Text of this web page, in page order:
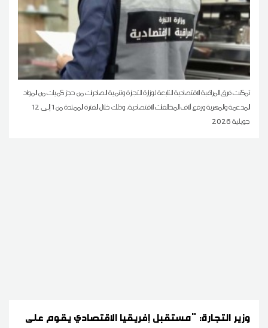
تمكنت فرق المراقبة الاقتصادية التابعة لوزارة التجارة وتنمية الصادرات من حجز كميات من المواد
المدعمة والمهربة ورفع آلاف المخالفات الاقتصادية، وذلك خلال الفترة الممتدة من 1 إلى 12
جويلية 2026
وزير التجارة: "مستقبل إفريقيا الاقتصادي يقوم على